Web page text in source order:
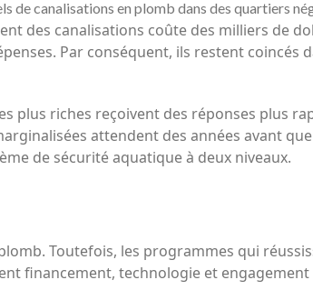
de canalisations en plomb dans des quartiers
des canalisations coûte des milliers de
Par conséquent, ils restent coincés
plus riches reçoivent des réponses plus
attendent des années avant
de sécurité aquatique à deux niveaux.
Toutefois, les programmes qui
financement, technologie et engagement